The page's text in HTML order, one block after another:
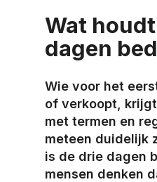
Wat
dagen
Wie voor het
of verkoopt,
met termen en
meteen duidelijk
is de drie dagen
mensen denken